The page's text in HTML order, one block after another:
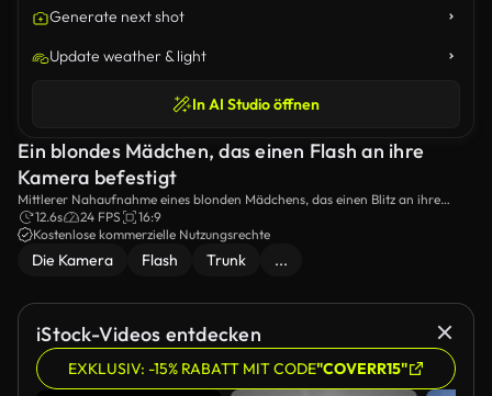
Generate next shot
Update weather & light
In AI Studio öffnen
Ein blondes Mädchen, das einen Flash an ihre
Kamera befestigt
Mittlerer Nahaufnahme eines blonden Mädchens, das einen Blitz an ihre
Kamera befestigt.
12.6s 24 FPS
16:9
Kostenlose kommerzielle Nutzungsrechte
Die Kamera Flash Trunk ...
iStock-Videos entdecken
EXKLUSIV: -15% RABATT MIT CODE"COVERR15"